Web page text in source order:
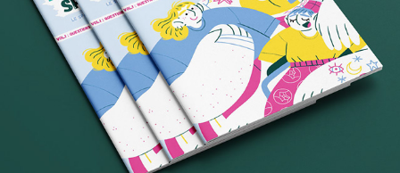
Les femmes et minorités de genre dans le
sport